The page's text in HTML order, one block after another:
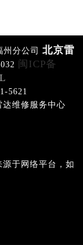
州分公司 北京雷
闽ICP备
5621
维修服务中心
于网络平台，如